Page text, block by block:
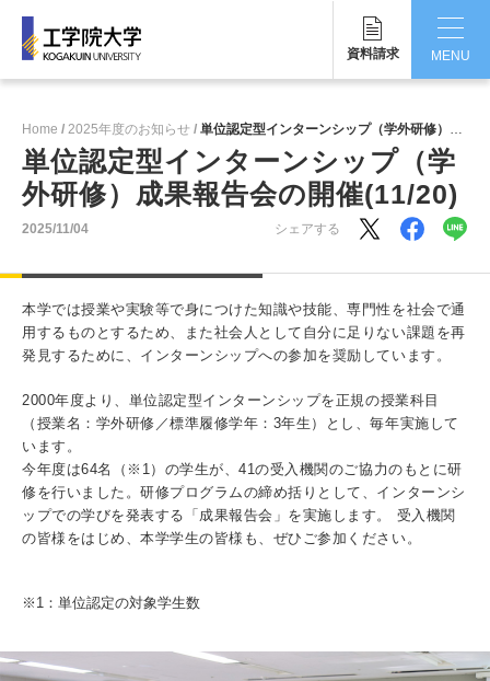
資料請求
MENU
工学院大学について
学部・大学院
研究・産学連携
就職・キャリア
キャンパス
入試情報
Home 2025年度のお知らせ 単位認定型インターンシップ（学外研修）成果報告会の開催(11/20)
単位認定型インターンシップ（学
外研修）成果報告会の開催(11/20)
2025/11/04 シェアする
本学では授業や実験等で身につけた知識や技能、専門性を社会で通
用するものとするため、また社会人として自分に足りない課題を再
発見するために、インターンシップへの参加を奨励しています。
2000年度より、単位認定型インターンシップを正規の授業科目
（授業名：学外研修／標準履修学年：3年生）とし、毎年実施して
います。
今年度は64名（※1）の学生が、41の受入機関のご協力のもとに研
修を行いました。研修プログラムの締め括りとして、インターンシ
ップでの学びを発表する「成果報告会」を実施します。 受入機関
の皆様をはじめ、本学学生の皆様も、ぜひご参加ください。
※1：単位認定の対象学生数